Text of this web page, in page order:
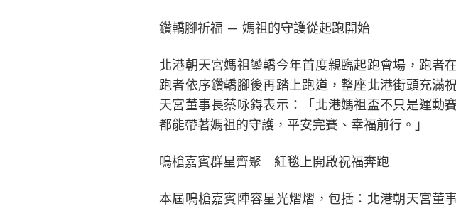
鑽轎腳祈福 ─ 媽祖的守護從起跑開始
北港朝天宮媽祖鑾轎今年首度親臨起跑會場，跑者
跑者依序鑽轎腳後再踏上跑道，整座北港街頭充滿
天宮董事長蔡咏鍀表示：「北港媽祖盃不只是運動
都能帶著媽祖的守護，平安完賽、幸福前行。」
鳴槍嘉賓群星齊聚 紅毯上開啟祝福奔跑
本屆鳴槍嘉賓陣容星光熠熠，包括：北港朝天宮董